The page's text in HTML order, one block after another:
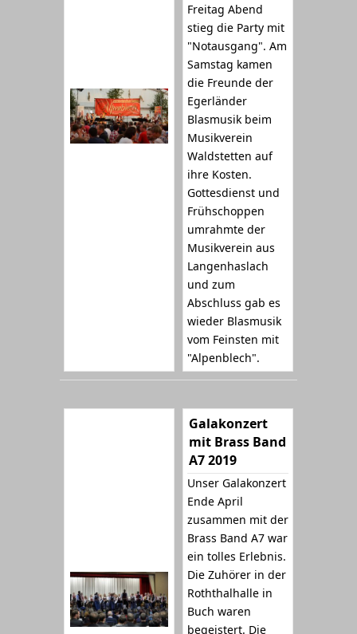
Freitag Abend
stieg die Party mit
"Notausgang". Am
Samstag kamen
die Freunde der
Egerländer
Blasmusik beim
Musikverein
Waldstetten auf
ihre Kosten.
Gottesdienst und
Frühschoppen
umrahmte der
Musikverein aus
Langenhaslach
und zum
Abschluss gab es
wieder Blasmusik
vom Feinsten mit
"Alpenblech".
Galakonzert
mit Brass Band
A7 2019
Unser Galakonzert
Ende April
zusammen mit der
Brass Band A7 war
ein tolles Erlebnis.
Die Zuhörer in der
Roththalhalle in
Buch waren
begeistert. Die